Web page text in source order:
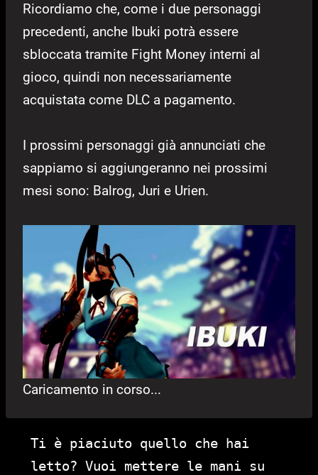
Ricordiamo che, come i due personaggi
precedenti, anche Ibuki potrà essere
sbloccata tramite Fight Money interni al
gioco, quindi non necessariamente
acquistata come DLC a pagamento.
I prossimi personaggi già annunciati che
sappiamo si aggiungeranno nei prossimi
mesi sono: Balrog, Juri e Urien.
Caricamento in corso...
Ti è piaciuto quello che hai
letto? Vuoi mettere le mani su